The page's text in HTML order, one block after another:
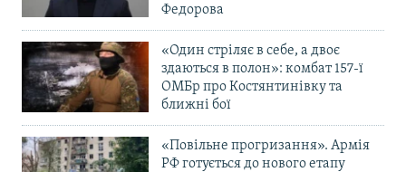
Федорова
«Один стріляє в себе, а двоє
здаються в полон»: комбат 157-ї
ОМБр про Костянтинівку та
ближні бої
«Повільне прогризання». Армія
РФ готується до нового етапу